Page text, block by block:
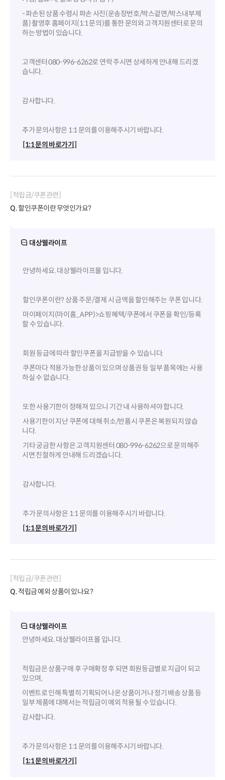
- 파손된 상품 수령시 파손 사진(운송장번호/박스겉면/박스내부제
품) 촬영후 홈페이지(1:1 문의)를 통한 문의와 고객지원센터로 문의
하는 방법이 있습니다.
고객센터 080-996-6262로 연락 주시면 상세하게 안내해 드리겠
습니다.
감사합니다.
추가 문의사항은 1:1 문의를 이용해주시기 바랍니다.
[1:1 문의 바로가기]
[적립금/쿠폰관련]
Q.할인쿠폰이란 무엇인가요?
대상웰라이프
안녕하세요. 대상웰라이프몰 입니다.
할인쿠폰이란? 상품 주문/결제 시 금액을 할인해주는 쿠폰 입니다.
마이페이지(마이홈_APP)>쇼핑혜택/쿠폰에서 쿠폰을 확인/등록
할 수 있습니다.
회원 등급에 따라 할인쿠폰을 지급받을 수 있습니다.
쿠폰마다 적용가능한 상품이 있으며 상품권 등 일부 품목에는 사용
하실 수 없습니다.
또한 사용기한이 정해져 있으니 기간 내 사용하셔야 합니다.
사용기한이 지난 쿠폰에 대해 취소/반품시 쿠폰은 복원되지 않습
니다.
기타 궁금한 사항은 고객지원센터 080-996-6262으로 문의해주
시면 친절하게 안내해 드리겠습니다.
감사합니다.
추가 문의사항은 1:1 문의를 이용해주시기 바랍니다.
[1:1 문의 바로가기]
[적립금/쿠폰관련]
Q.적립금 예외 상품이 있나요?
대상웰라이프
안녕하세요. 대상웰라이프몰 입니다.
적립금은 상품구매 후 구매확정 후 되면 회원등급별로 지급이 되고
있으며,
이벤트로 인해 특별히 기획되어 나온 상품이거나 정기 배송 상품 등
일부 제품에 대해서는 적립금이 예외 적용 될 수 있습니다.
감사합니다.
추가 문의사항은 1:1 문의를 이용해주시기 바랍니다.
[1:1 문의 바로가기]